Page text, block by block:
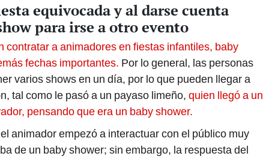
equivocada y al darse cuenta
para irse a otro evento
contratar a animadores en fiestas infantiles, baby
fechas importantes. Por lo general, las personas
varios shows en un día, por lo que pueden llegar a
tal como le pasó a un payaso limeño, quien llegó a un
pensando que era un baby shower.
animador empezó a interactuar con el público muy
de un baby shower; sin embargo, la respuesta del